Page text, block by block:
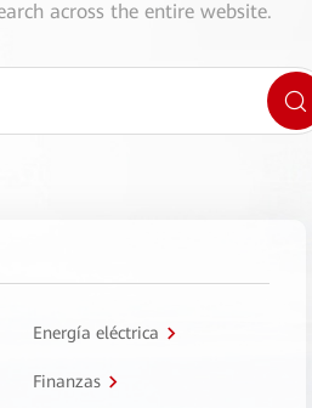
across the entire website.
Energía eléctrica
Finanzas